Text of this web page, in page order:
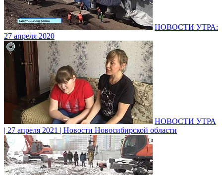
НОВОСТИ УТРА:
27 апреля 2020
НОВОСТИ УТРА
| 27 апреля 2021 | Новости Новосибирской области